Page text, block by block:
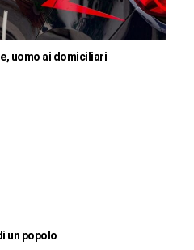
uomo ai domiciliari
un popolo